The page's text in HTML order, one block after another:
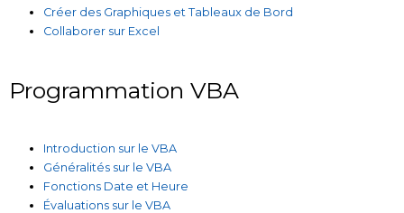
Créer des Graphiques et Tableaux de Bord
Collaborer sur Excel
Programmation VBA
Introduction sur le VBA
Généralités sur le VBA
Fonctions Date et Heure
Évaluations sur le VBA